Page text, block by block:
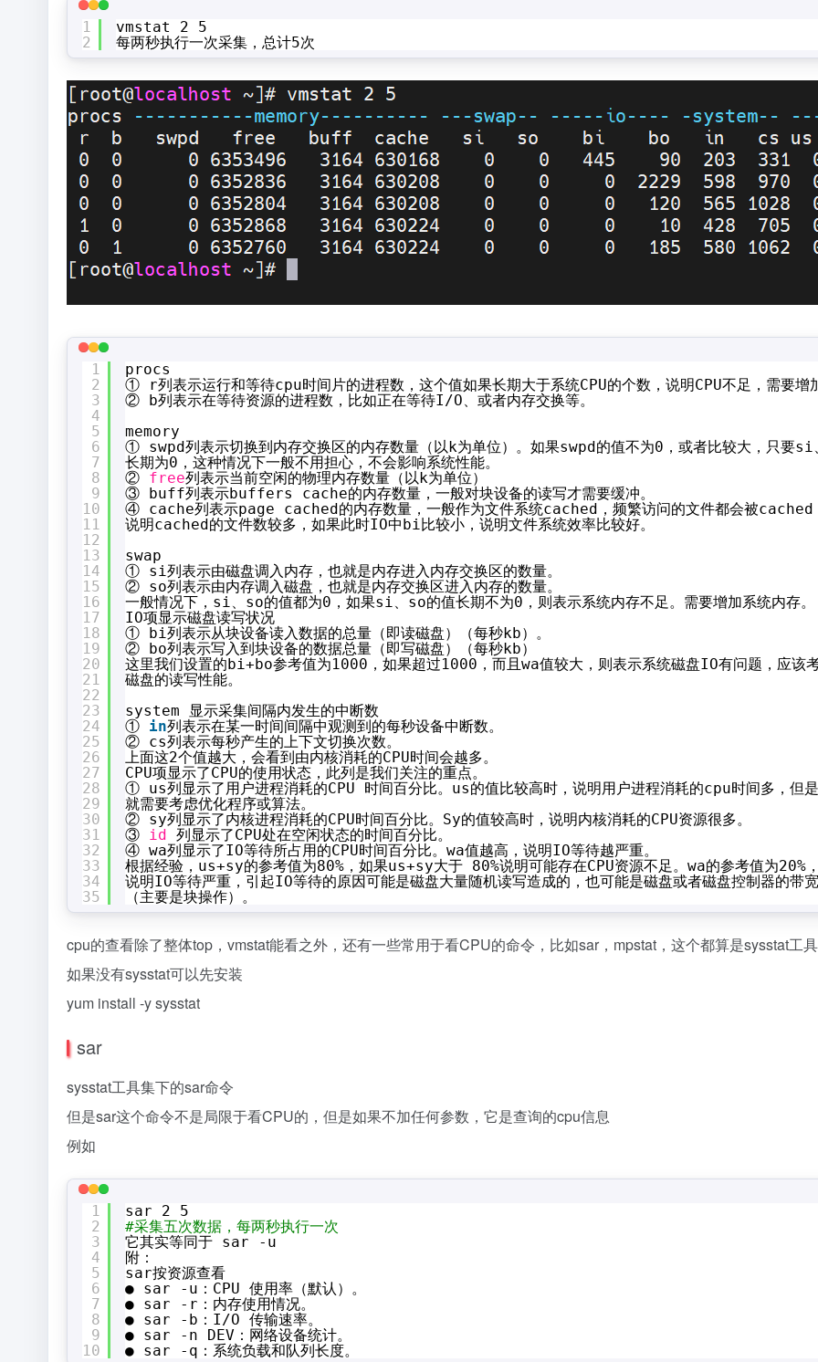
1
2
vmstat 2 5
每两秒执行一次采集，总计5次
1
2
3
4
5
6
7
8
9
10
11
12
13
14
15
16
17
18
19
20
21
22
23
24
25
26
27
28
29
30
31
32
33
34
35
procs
① r列表示运行和等待cpu时间片的进程数，这个值如果长期大于系统CPU的个数，说明CPU不足，需要增
② b列表示在等待资源的进程数，比如正在等待I /O 、或者内存交换等。
memory
① swpd列表示切换到内存交换区的内存数量（以k为单位）。如果swpd的值不为0，或者比较大，只要si
长期为0，这种情况下一般不用担心，不会影响系统性能。
② free列表示当前空闲的物理内存数量（以k为单位）
③ buff列表示buffers cache的内存数量，一般对块设备的读写才需要缓冲。
④ cache列表示page cached的内存数量，一般作为文件系统cached，频繁访问的文件都会被cached
说明cached的文件数较多，如果此时IO中bi比较小，说明文件系统效率比较好。
swap
① si列表示由磁盘调入内存，也就是内存进入内存交换区的数量。
② so列表示由内存调入磁盘，也就是内存交换区进入内存的数量。
一般情况下，si、so的值都为0，如果si、so的值长期不为0，则表示系统内存不足。需要增加系统内存。
IO项显示磁盘读写状况
① bi列表示从块设备读入数据的总量（即读磁盘）（每秒kb）。
② bo列表示写入到块设备的数据总量（即写磁盘）（每秒kb）
这里我们设置的bi+bo参考值为1000，如果超过1000，而且wa值较大，则表示系统磁盘IO有问题，应该
磁盘的读写性能。
system 显示采集间隔内发生的中断数
① in列表示在某一时间间隔中观测到的每秒设备中断数。
② cs列表示每秒产生的上下文切换次数。
上面这2个值越大，会看到由内核消耗的CPU时间会越多。
CPU项显示了CPU的使用状态，此列是我们关注的重点。
① us列显示了用户进程消耗的CPU 时间百分比。us的值比较高时，说明用户进程消耗的cpu时间多，但
就需要考虑优化程序或算法。
② sy列显示了内核进程消耗的CPU时间百分比。Sy的值较高时，说明内核消耗的CPU资源很多。
③
id 列显示了CPU处在空闲状态的时间百分比。
④ wa列显示了IO等待所占用的CPU时间百分比。wa值越高，说明IO等待越严重。
根据经验，us+sy的参考值为80%，如果us+sy大于 80%说明可能存在CPU资源不足。wa的参考值为20%
说明IO等待严重，引起IO等待的原因可能是磁盘大量随机读写造成的，也可能是磁盘或者磁盘控制器的带
（主要是块操作）。
cpu的查看除了整体top，vmstat能看之外，还有一些常用于看CPU的命令，比如sar，mpstat，这个都算是sysstat工
如果没有sysstat可以先安装
yum install -y sysstat
sar
sysstat工具集下的sar命令
但是sar这个命令不是局限于看CPU的，但是如果不加任何参数，它是查询的cpu信息
例如
1
2
3
4
5
6
7
8
9
10
sar 2 5
#采集五次数据，每两秒执行一次
它其实等同于 sar -u
附：
sar按资源查看
● sar -u：CPU 使用率（默认）。
● sar -r：内存使用情况。
● sar -b：I/O 传输速率。
● sar -n DEV：网络设备统计。
● sar -q：系统负载和队列长度。